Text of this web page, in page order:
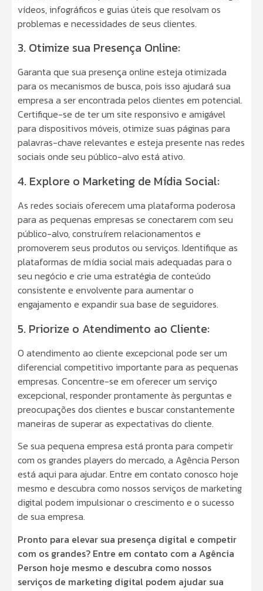
vídeos, infográficos e guias úteis que resolvam os
problemas e necessidades de seus clientes.
3. Otimize sua Presença Online:
Garanta que sua presença online esteja otimizada
para os mecanismos de busca, pois isso ajudará sua
empresa a ser encontrada pelos clientes em potencial.
Certifique-se de ter um site responsivo e amigável
para dispositivos móveis, otimize suas páginas para
palavras-chave relevantes e esteja presente nas redes
sociais onde seu público-alvo está ativo.
4. Explore o Marketing de Mídia Social:
As redes sociais oferecem uma plataforma poderosa
para as pequenas empresas se conectarem com seu
público-alvo, construírem relacionamentos e
promoverem seus produtos ou serviços. Identifique as
plataformas de mídia social mais adequadas para o
seu negócio e crie uma estratégia de conteúdo
consistente e envolvente para aumentar o
engajamento e expandir sua base de seguidores.
5. Priorize o Atendimento ao Cliente:
O atendimento ao cliente excepcional pode ser um
diferencial competitivo importante para as pequenas
empresas. Concentre-se em oferecer um serviço
excepcional, responder prontamente às perguntas e
preocupações dos clientes e buscar constantemente
maneiras de superar as expectativas do cliente.
Se sua pequena empresa está pronta para competir
com os grandes players do mercado, a Agência Person
está aqui para ajudar. Entre em contato conosco hoje
mesmo e descubra como nossos serviços de marketing
digital podem impulsionar o crescimento e o sucesso
de sua empresa.
Pronto para elevar sua presença digital e competir
com os grandes? Entre em contato com a Agência
Person hoje mesmo e descubra como nossos
serviços de marketing digital podem ajudar sua